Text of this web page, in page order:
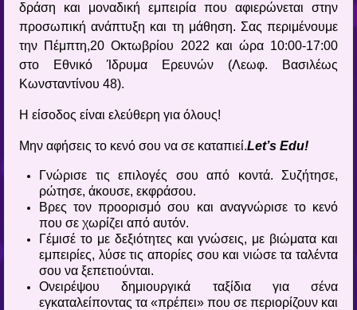
δράση και μοναδική εμπειρία που αφιερώνεται στην
προσωπική ανάπτυξη και τη μάθηση. Σας περιμένουμε
την Πέμπτη,20 Οκτωβρίου 2022 και ώρα 10:00-17:00
στο Εθνικό Ίδρυμα Ερευνών (Λεωφ. Βασιλέως
Κωνσταντίνου 48).
Η είσοδος είναι ελεύθερη για όλους!
Μην αφήσεις το κενό σου να σε καταπιεί.Let’s Edu!
Γνώρισε τις επιλογές σου από κοντά. Συζήτησε,
ρώτησε, άκουσε, εκφράσου.
Βρες τον προορισμό σου και αναγνώρισε το κενό
που σε χωρίζει από αυτόν.
Γέμισέ το με δεξιότητες και γνώσεις, με βιώματα και
εμπειρίες, λύσε τις απορίες σου και νιώσε τα ταλέντα
σου να ξεπετιούνται.
Ονειρέψου δημιουργικά ταξίδια για σένα
εγκαταλείποντας τα «πρέπει» που σε περιορίζουν και